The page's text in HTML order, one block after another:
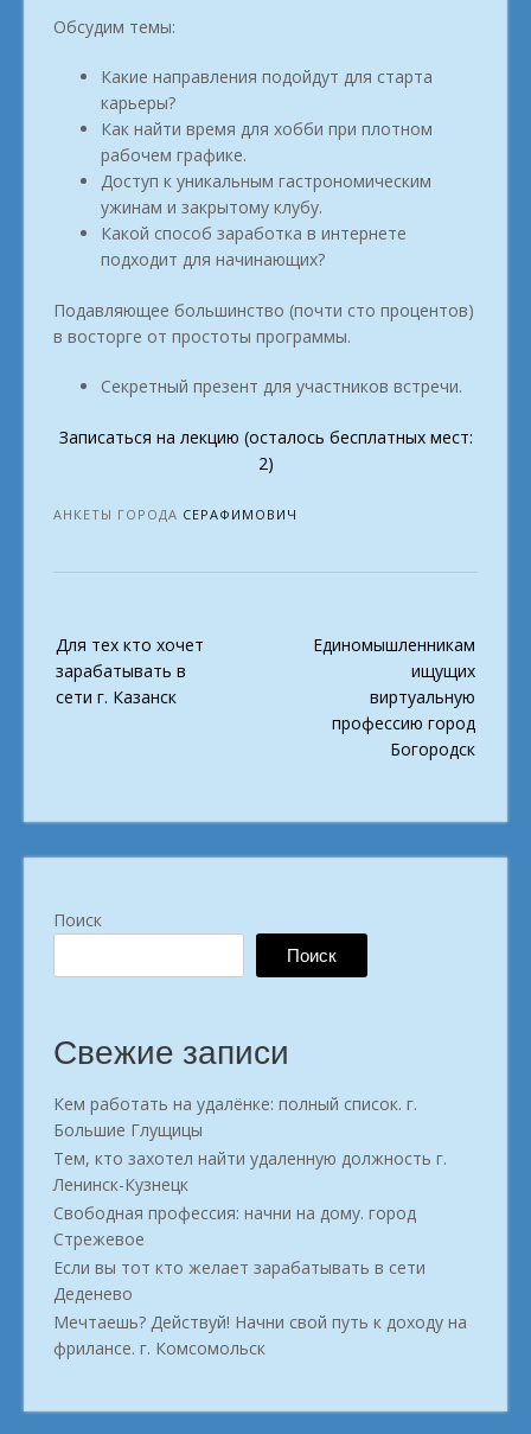
Обсудим темы:
Какие направления подойдут для старта
карьеры?
Как найти время для хобби при плотном
рабочем графике.
Доступ к уникальным гастрономическим
ужинам и закрытому клубу.
Какой способ заработка в интернете
подходит для начинающих?
Подавляющее большинство (почти сто процентов)
в восторге от простоты программы.
Секретный презент для участников встречи.
Записаться на лекцию (осталось бесплатных мест:
2)
АНКЕТЫ ГОРОДА СЕРАФИМОВИЧ
navigation
Для тех кто хочет
зарабатывать в
сети г. Казанск
Единомышленникам
ищущих
виртуальную
профессию город
Богородск
Поиск
Поиск
Свежие записи
Кем работать на удалёнке: полный список. г.
Большие Глущицы
Тем, кто захотел найти удаленную должность г.
Ленинск-Кузнецк
Свободная профессия: начни на дому. город
Стрежевое
Если вы тот кто желает зарабатывать в сети
Деденево
Мечтаешь? Действуй! Начни свой путь к доходу на
фрилансе. г. Комсомольск